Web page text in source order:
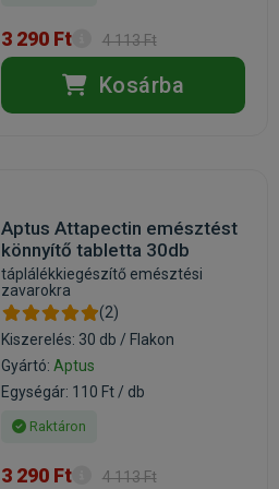
3 290 Ft 4 113 Ft
Kosárba
Aptus Attapectin emésztést
könnyítő tabletta 30db
táplálékkiegészítő emésztési
zavarokra
(2)
Kiszerelés: 30 db / Flakon
Gyártó: Aptus
Egységár: 110 Ft / db
Raktáron
3 290 Ft 4 113 Ft